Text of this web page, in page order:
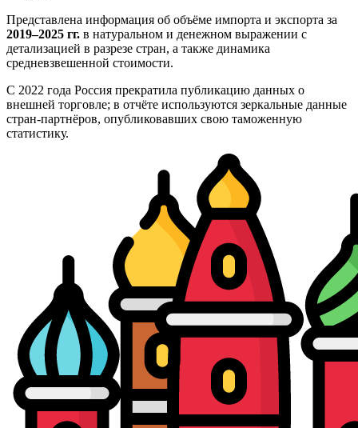
Представлена информация об объёме импорта и экспорта за
2019–2025 гг. в натуральном и денежном выражении с
детализацией в разрезе стран, а также динамика
средневзвешенной стоимости.
С 2022 года Россия прекратила публикацию данных о
внешней торговле; в отчёте используются зеркальные данные
стран-партнёров, опубликовавших свою таможенную
статистику.